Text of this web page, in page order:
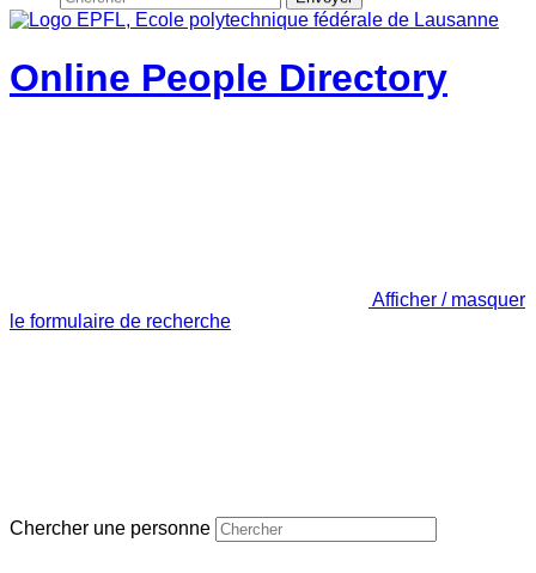
Online People Directory
Afficher / masquer
le formulaire de recherche
Chercher une personne